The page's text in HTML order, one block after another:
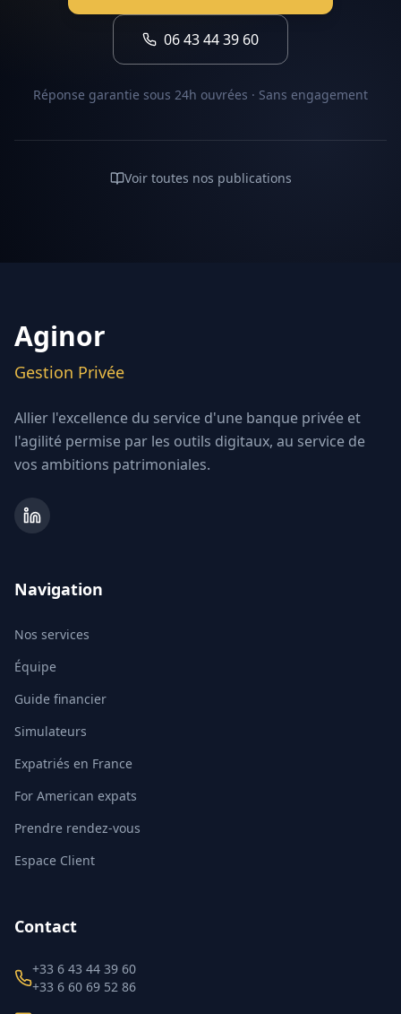
06 43 44 39 60
Réponse garantie sous 24h ouvrées · Sans engagement
Voir toutes nos publications
Aginor
Gestion Privée
Allier l'excellence du service d'une banque privée et
l'agilité permise par les outils digitaux, au service de
vos ambitions patrimoniales.
Navigation
Nos services
Équipe
Guide financier
Simulateurs
Expatriés en France
For American expats
Prendre rendez-vous
Espace Client
Contact
+33 6 43 44 39 60
+33 6 60 69 52 86